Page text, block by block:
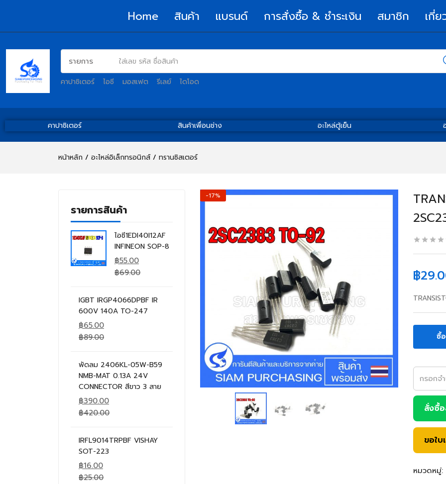
Home สินค้า แบรนด์ การสั่งซื้อ & ชำระเงิน สมาชิก เกี่ย
คาปาซิเตอร์ ไอซี มอสเฟต รีเลย์ ไดโอด
คาปาซิเตอร์ สินค้าเพื่อนช่าง อะไหล่ตู้เย็น
หน้าหลัก อะไหล่อิเล็กทรอนิกส์ ทรานซิสเตอร์
รายการสินค้า
ไอซี1EDI40I12AF
INFINEON SOP-8
฿55.00
฿69.00
IGBT IRGP4066DPBF IR
600V 140A TO-247
฿65.00
฿89.00
พัดลม 2406KL-05W-B59
NMB-MAT 0.13A 24V
CONNECTOR สีขาว 3 สาย
฿390.00
฿420.00
IRFL9014TRPBF VISHAY
SOT-223
฿16.00
฿25.00
-17%
฿
ซื้
สั่งซื้
ขอใบ
หมวดหมู่: